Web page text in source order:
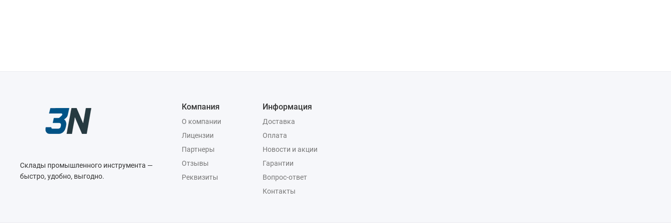
Склады промышленного инструмента —
быстро, удобно, выгодно.
Компания
О компании
Лицензии
Партнеры
Отзывы
Реквизиты
Информация
Доставка
Оплата
Новости и акции
Гарантии
Вопрос-ответ
Контакты